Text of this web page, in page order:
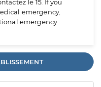
le 15. If you
emergency,
emergency